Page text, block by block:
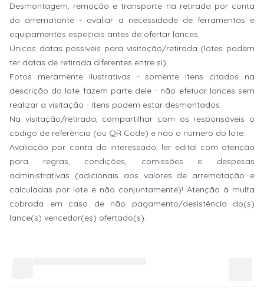
Desmontagem, remoção e transporte na retirada por conta
do arrematante - avaliar a necessidade de ferramentas e
equipamentos especiais antes de ofertar lances.
Únicas datas possíveis para visitação/retirada (lotes podem
ter datas de retirada diferentes entre si).
Fotos meramente ilustrativas - somente itens citados na
descrição do lote fazem parte dele - não efetuar lances sem
realizar a visitação - itens podem estar desmontados.
Na visitação/retirada, compartilhar com os responsáveis o
código de referência (ou QR Code) e não o número do lote.
Avaliação por conta do interessado, ler edital com atenção
para regras, condições, comissões e despesas
administrativas (adicionais aos valores de arrematação e
calculadas por lote e não conjuntamente)! Atenção à multa
cobrada em caso de não pagamento/desistência do(s)
lance(s) vencedor(es) ofertado(s).